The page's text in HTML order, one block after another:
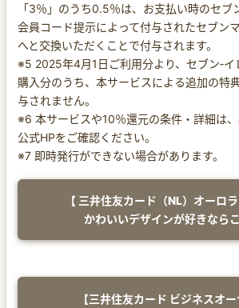
「3％」のうち0.5％は、お支払い時のセブ
会員コード提示によって付与されたセブン
へと交換いただくことで付与されます。
※5 2025年4月1日ご利用分より、セブン‐イ
購入分のうち、本サービスによる追加の特
与されません。
※6 本サービスや10％還元の条件・詳細は
公式HPをご確認ください。
※7 即時発行ができない場合があります。
【 三井住友カード（NL）オーロラ
かわいいデザインが好きなら
【三井住友カード ビジネスオー